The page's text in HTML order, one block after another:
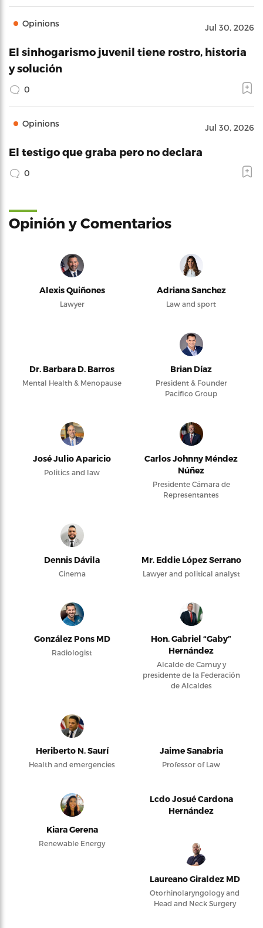
Opinions Jul 30, 2026
El sinhogarismo juvenil tiene rostro, historia
y solución
0
Opinions Jul 30, 2026
El testigo que graba pero no declara
0
Opinión y Comentarios
Alexis Quiñones
Lawyer
Adriana Sanchez
Law and sport
Dr. Barbara D. Barros
Mental Health & Menopause
Brian Díaz
President & Founder
Pacifico Group
José Julio Aparicio
Politics and law
Carlos Johnny Méndez
Núñez
Presidente Cámara de
Representantes
Dennis Dávila
Cinema
Mr. Eddie López Serrano
Lawyer and political analyst
González Pons MD
Radiologist
Hon. Gabriel “Gaby”
Hernández
Alcalde de Camuy y
presidente de la Federación
de Alcaldes
Heriberto N. Saurí
Health and emergencies
Jaime Sanabria
Professor of Law
Kiara Gerena
Renewable Energy
Lcdo Josué Cardona
Hernández
Laureano Giraldez MD
Otorhinolaryngology and
Head and Neck Surgery